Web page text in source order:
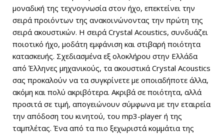
μοναδική της τεχνογνωσία στον ήχο, επεκτείνει την
σειρά προιόντων της ανακοινώνοντας την πρώτη της
σειρά ακουστικών. H σειρά Crystal Acoustics, συνδυάζει
ποιοτικό ήχο, μοδάτη εμφάνιση και στιβαρή ποιότητα
κατασκευής. Σχεδιασμένα εξ ολοκλήρου στην Ελλάδα
από Έλληνες μηχανικούς, τα ακουστικά Crystal Acoustics
σας προκαλούν να τα συγκρίνετε με οποιαδήποτε άλλα,
ακόμη και πολύ ακριβότερα. Ακριβά σε ποιότητα, αλλά
προσιτά σε τιμή, απογειώνουν σύμφωνα με την εταιρεία
την απόδοση του κινητού, του mp3-player ή της
ταμπλέτας. Ένα από τα πιο ξεχωριστά κομμάτια της